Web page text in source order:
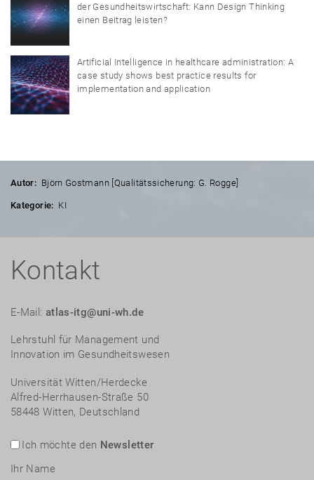
der Gesundheitswirtschaft: Kann Design Thinking
einen Beitrag leisten?
Artificial Intelligence in healthcare administration: A
case study shows best practice results for
implementation and application
Autor: Björn Gostmann [Qualitätssicherung: G. Rogge]
Kategorie: KI
Kontakt
E-Mail: atlas-itg@uni-wh.de
Lehrstuhl für Management und
Innovation im Gesundheitswesen
Universität Witten/Herdecke
Alfred-Herrhausen-Straße 50
58448 Witten, Deutschland
Ich möchte den Newsletter
Ihr Name